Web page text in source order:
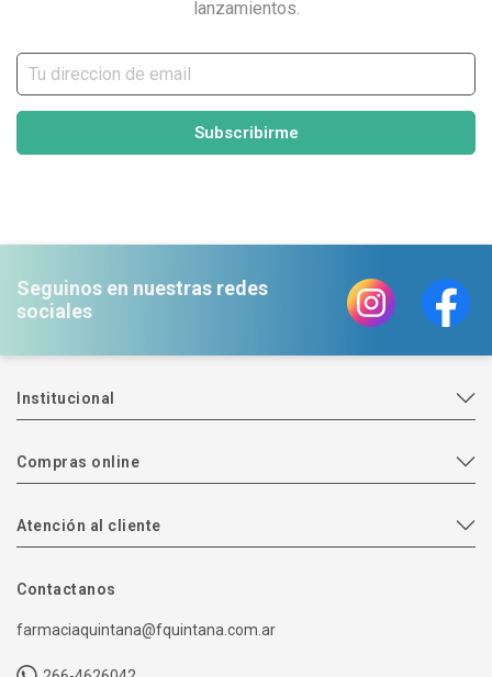
lanzamientos.
Subscribirme
Seguinos en nuestras redes
sociales
Institucional
Compras online
Atención al cliente
Contactanos
farmaciaquintana@fquintana.com.ar